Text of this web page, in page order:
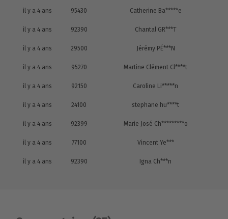
il y a 4 ans 95430 Catherine Ba*****e
il y a 4 ans 92390 Chantal GR***T
il y a 4 ans 29500 Jérémy PÉ***N
il y a 4 ans 95270 Martine Clément Cl****t
il y a 4 ans 92150 Caroline Li*****n
il y a 4 ans 24100 stephane hu****t
il y a 4 ans 92399 Marie José Ch*********o
il y a 4 ans 77100 Vincent Ye***
il y a 4 ans 92390 Igna Ch***n